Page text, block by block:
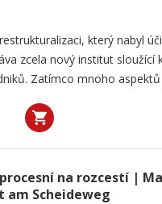
který nabyl
zcela nový institut sloužící
Zatímco mnoho aspektů
na rozcestí |
am Scheideweg